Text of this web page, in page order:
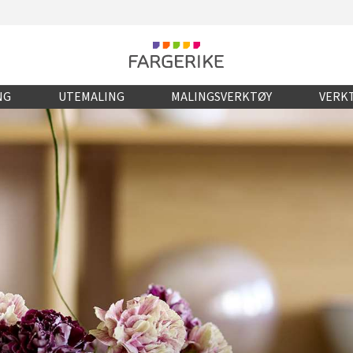
UTEMALING MALINGSVERKTØY